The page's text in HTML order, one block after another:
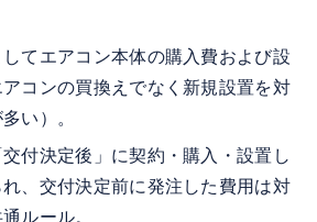
てエアコン本体の購入費および設
コンの買換えでなく新規設置を対
い）。
付決定後」に契約・購入・設置し
、交付決定前に発注した費用は対
ルール。